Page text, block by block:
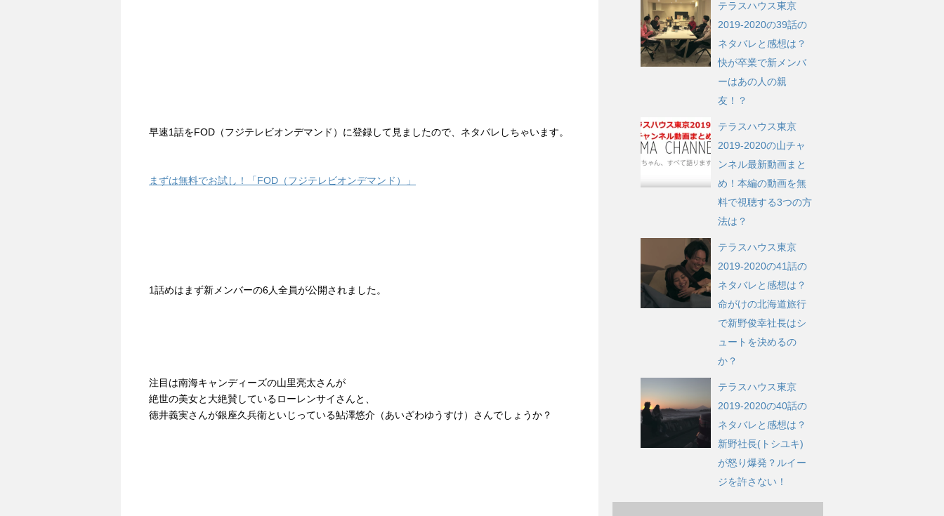
1話めはまず新メンバーの6人全員が公開されました。
テラスハウス東京
2019-2020の39話の
ネタバレと感想は？
快が卒業で新メンバ
ーはあの人の親
友！？
テラスハウス東京
2019-2020の山チャ
ンネル最新動画まと
め！本編の動画を無
料で視聴する3つの方
法は？
テラスハウス東京
2019-2020の41話の
ネタバレと感想は？
命がけの北海道旅行
で新野俊幸社長はシ
ュートを決めるの
か？
テラスハウス東京
2019-2020の40話の
ネタバレと感想は？
新野社長(トシユキ)
が怒り爆発？ルイー
ジを許さない！